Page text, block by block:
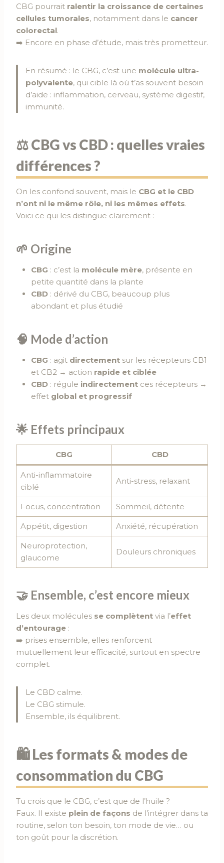
CBG pourrait ralentir la croissance de certaines
cellules tumorales, notamment dans le cancer
colorectal.
➡️ Encore en phase d’étude, mais très prometteur.
En résumé : le CBG, c’est une molécule ultra-
polyvalente, qui cible là où t’as souvent besoin
d’aide : inflammation, cerveau, système digestif,
immunité.
⚖️ CBG vs CBD : quelles vraies
différences ?
On les confond souvent, mais le CBG et le CBD
n’ont ni le même rôle, ni les mêmes effets.
Voici ce qui les distingue clairement :
🌱 Origine
CBG : c’est la molécule mère, présente en
petite quantité dans la plante
CBD : dérivé du CBG, beaucoup plus
abondant et plus étudié
🧠 Mode d’action
CBG : agit directement sur les récepteurs CB1
et CB2 → action rapide et ciblée
CBD : régule indirectement ces récepteurs →
effet global et progressif
🌟 Effets principaux
CBG CBD
Anti-inflammatoire
ciblé
Anti-stress, relaxant
Focus, concentration Sommeil, détente
Appétit, digestion Anxiété, récupération
Neuroprotection,
glaucome
Douleurs chroniques
🤝 Ensemble, c’est encore mieux
Les deux molécules se complètent via l’effet
d’entourage :
➡️ prises ensemble, elles renforcent
mutuellement leur efficacité, surtout en spectre
complet.
Le CBD calme.
Le CBG stimule.
Ensemble, ils équilibrent.
🛍️ Les formats & modes de
consommation du CBG
Tu crois que le CBG, c’est que de l’huile ?
Faux. Il existe plein de façons de l’intégrer dans ta
routine, selon ton besoin, ton mode de vie… ou
ton goût pour la discrétion.